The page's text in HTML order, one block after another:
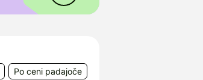
Po ceni padajoče